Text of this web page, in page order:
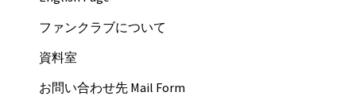
ファンクラブについて
資料室
お問い合わせ先 Mail Form